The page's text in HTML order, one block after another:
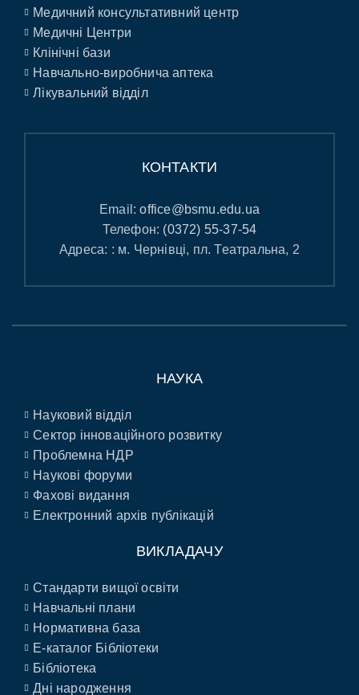
Медичний консультативний центр
Медичні Центри
Клінічні бази
Навчально-виробнича аптека
Лікувальний відділ
КОНТАКТИ
Email:office@bsmu.edu.ua
Телефон: (0372) 55-37-54
Адреса: : м. Чернівці, пл. Театральна, 2
НАУКА
Науковий відділ
Сектор інноваційного розвитку
Проблемна НДР
Наукові форуми
Фахові видання
Електронний архів публікацій
ВИКЛАДАЧУ
Стандарти вищої освіти
Навчальні плани
Нормативна база
E-каталог Бібліотеки
Бібліотека
Дні народження